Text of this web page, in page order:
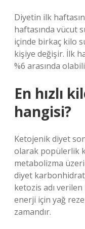
Diyetin ilk
haftasında vücut
içinde birkaç kilo
kişiye değişir. İlk
%6 arasında
En hızlı
hangisi?
Ketojenik diyet
olarak popülerlik
metabolizma
diyet karbonhidrat
ketozis adı
enerji için yağ
zamandır.